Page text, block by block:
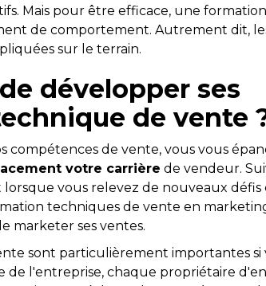
Mais pour être efficace, une
de comportement. Autrement dit,
sur le terrain.
développer ses
de vente
de vente, vous vous
votre carrière de vendeur.
vous relevez de nouveaux défis
techniques de vente en
marketer ses ventes.
sont particulièrement importantes si
l'entreprise, chaque propriétaire